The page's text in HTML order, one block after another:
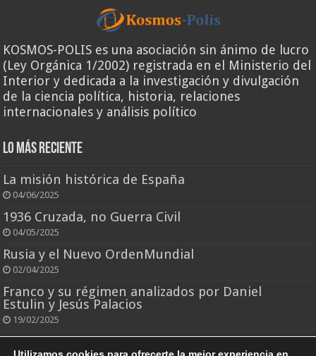
KOSMOS-POLIS es una asociación sin ánimo de lucro
(Ley Orgánica 1/2002) registrada en el Ministerio del
Interior y dedicada a la investigación y divulgación
de la ciencia política, historia, relaciones
internacionales y análisis político
Lo más reciente
La misión histórica de España
04/06/2025
1936 Cruzada, no Guerra Civil
04/05/2025
Rusia y el Nuevo OrdenMundial
02/04/2025
Franco y su régimen analizados por Daniel
Estulin y Jesús Palacios
19/02/2025
El rey que todo lo perdió
Utilizamos cookies para ofrecerte la mejor experiencia en